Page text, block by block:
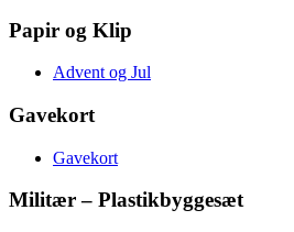
Papir og Klip
Advent og Jul
Gavekort
Gavekort
Militær – Plastikbyggesæt